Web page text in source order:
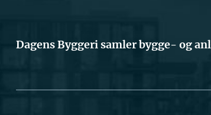
Dagens Byggeri samler bygge- og